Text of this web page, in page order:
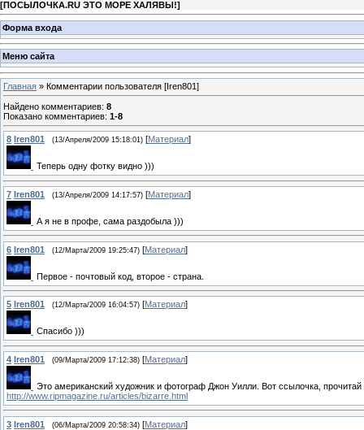
[ПОСЫЛОЧКА.RU ЭТО МОРЕ ХАЛЯВЫ!]
Форма входа
Меню сайта
Главная » Комментарии пользователя [Iren801]
Найдено комментариев: 8
Показано комментариев: 1-8
8 Iren801 (13/Апреля/2009 15:18:01) [Материал]
Теперь одну фотку видно )))
7 Iren801 (13/Апреля/2009 14:17:57) [Материал]
А я не в профе, сама раздобыла )))
6 Iren801 (12/Марта/2009 19:25:47) [Материал]
Первое - почтовый код, второе - страна.
5 Iren801 (12/Марта/2009 16:04:57) [Материал]
Спасибо )))
4 Iren801 (09/Марта/2009 17:12:38) [Материал]
Это американский художник и фотограф Джон Уилли. Вот ссылочка, прочитай
http://www.ripmagazine.ru/articles/bizarre.html
3 Iren801 (06/Марта/2009 20:58:34) [Материал]